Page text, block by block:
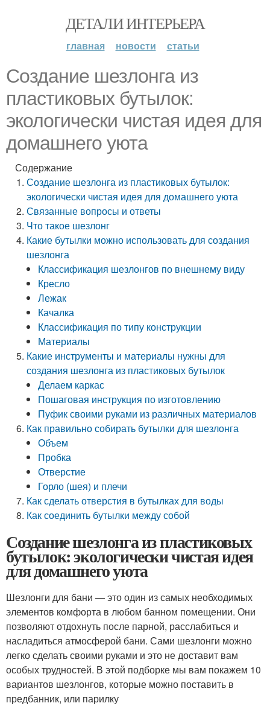
ДЕТАЛИ ИНТЕРЬЕРА
главная новости статьи
Создание шезлонга из
пластиковых бутылок:
экологически чистая идея для
домашнего уюта
Содержание
Создание шезлонга из пластиковых бутылок:
экологически чистая идея для домашнего уюта
Связанные вопросы и ответы
Что такое шезлонг
Какие бутылки можно использовать для создания
шезлонга
Классификация шезлонгов по внешнему виду
Кресло
Лежак
Качалка
Классификация по типу конструкции
Материалы
Какие инструменты и материалы нужны для
создания шезлонга из пластиковых бутылок
Делаем каркас
Пошаговая инструкция по изготовлению
Пуфик своими руками из различных материалов
Как правильно собирать бутылки для шезлонга
Объем
Пробка
Отверстие
Горло (шея) и плечи
Как сделать отверстия в бутылках для воды
Как соединить бутылки между собой
Создание шезлонга из пластиковых
бутылок: экологически чистая идея
для домашнего уюта
Шезлонги для бани — это один из самых необходимых
элементов комфорта в любом банном помещении. Они
позволяют отдохнуть после парной, расслабиться и
насладиться атмосферой бани. Сами шезлонги можно
легко сделать своими руками и это не доставит вам
особых трудностей. В этой подборке мы вам покажем 10
вариантов шезлонгов, которые можно поставить в
предбанник, или парилку